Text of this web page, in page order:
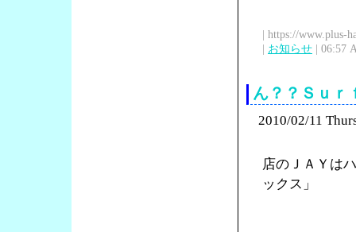
| https://www.plus-
| お知らせ | 06:57
ん？？Ｓｕｒ
2010/02/11
店のＪＡＹは
ックス」